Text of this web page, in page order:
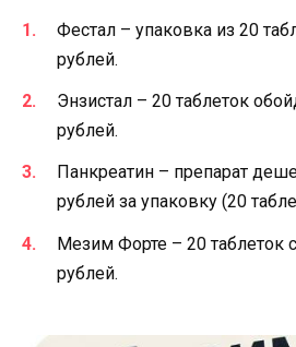
Фестал – упаковка из 20
рублей.
Энзистал – 20 таблеток
рублей.
Панкреатин – препарат
рублей за упаковку (20
Мезим Форте – 20 таблеток
рублей.